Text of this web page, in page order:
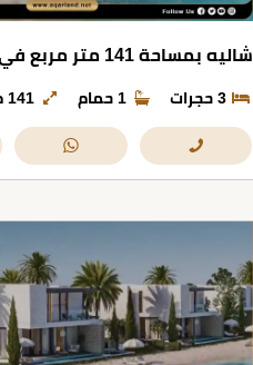
شاليه بمساحة 141 متر مربع في قرية سولاري
3 حجرات 1 حمام 141 م²